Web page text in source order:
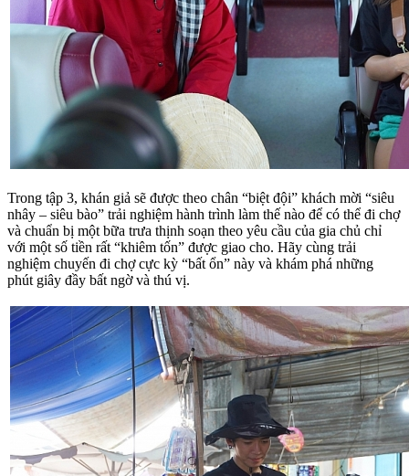
Trong tập 3, khán giả sẽ được theo chân “biệt đội” khách mời “siêu
nhây – siêu bào” trải nghiệm hành trình làm thế nào để có thể đi chợ
và chuẩn bị một bữa trưa thịnh soạn theo yêu cầu của gia chủ chỉ
với một số tiền rất “khiêm tốn” được giao cho. Hãy cùng trải
nghiệm chuyến đi chợ cực kỳ “bất ổn” này và khám phá những
phút giây đầy bất ngờ và thú vị.